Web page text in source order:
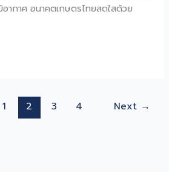
ากาศ อนาคตเกษตรไทยสดใสด้วย
1 2 3 4 Next →